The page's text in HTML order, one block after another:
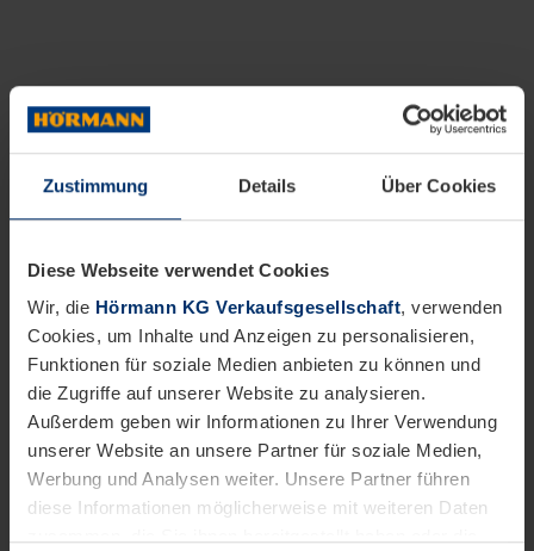
Zustimmung Details Über Cookies
Diese Webseite verwendet Cookies
Wir, die Hörmann KG Verkaufsgesellschaft, verwenden
Cookies, um Inhalte und Anzeigen zu personalisieren,
Funktionen für soziale Medien anbieten zu können und
die Zugriffe auf unserer Website zu analysieren.
Außerdem geben wir Informationen zu Ihrer Verwendung
unserer Website an unsere Partner für soziale Medien,
Werbung und Analysen weiter. Unsere Partner führen
diese Informationen möglicherweise mit weiteren Daten